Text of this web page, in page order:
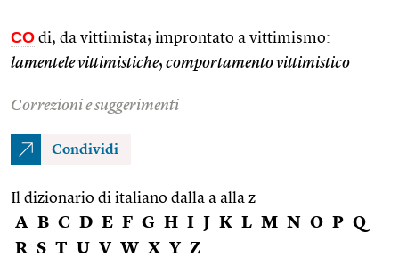
CO di, da vittimista; improntato a vittimismo:
lamentele vittimistiche; comportamento vittimistico
Correzioni e suggerimenti
Condividi
Il dizionario di italiano dalla a alla z
A B C D E F G H I J K L M N O P Q
R S T U V W X Y Z